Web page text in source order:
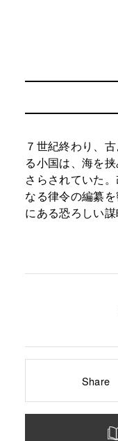
７世紀終わり、
る小国は、海を
さらされていた
なる律令の編纂
にある恐ろしい謀
Share